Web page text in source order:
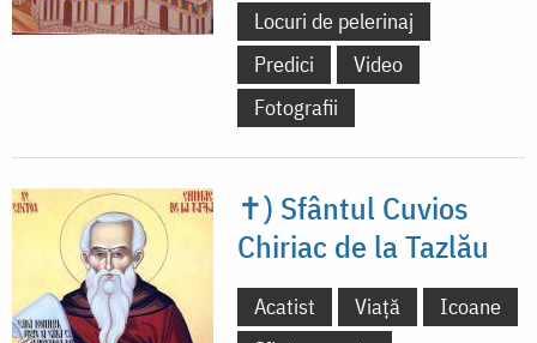
Locuri de pelerinaj
Predici
Video
Fotografii
✝) Sfântul Cuvios
Chiriac de la Tazlău
Acatist Viață
Icoane